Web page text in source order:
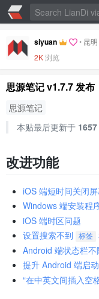
siyuan • 昆明
2K浏览
思源笔记 v1.7.7 发布
思源笔记
本贴最后更新于 1657
改进功能
iOS 端短时间关闭
Windows 端安装程
iOS 端时区问题
设置搜索不到
标签
Android 端状态栏不
提升 Android 端启
“在中英文间插入空